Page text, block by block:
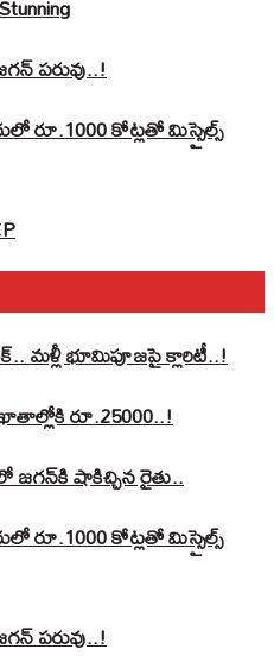
Looks Stunning
పరువు..!
రూ.1000 కోట్లతో మిస్సైల్స్
మళ్లీ భూమిపూజపై క్లారిటీ..!
రూ.25000..!
జగన్‌కి షాకిచ్చిన రైతు..
రూ.1000 కోట్లతో మిస్సైల్స్
పరువు..!